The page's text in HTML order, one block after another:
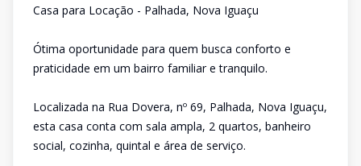
Casa para Locação - Palhada, Nova Iguaçu
Ótima oportunidade para quem busca conforto e
praticidade em um bairro familiar e tranquilo.
Localizada na Rua Dovera, nº 69, Palhada, Nova Iguaçu,
esta casa conta com sala ampla, 2 quartos, banheiro
social, cozinha, quintal e área de serviço.